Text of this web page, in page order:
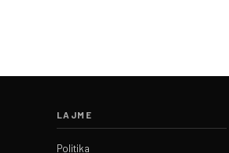
LAJME
Politika